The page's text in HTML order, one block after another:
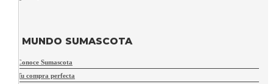
MUNDO SUMASCOTA
Conoce Sumascota
Tu compra perfecta